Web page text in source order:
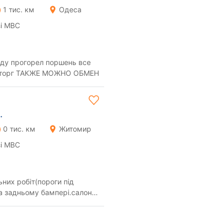
1 тис. км
Одеса
МВС
прогорел поршень все
торг ТАКЖЕ МОЖНО ОБМЕН
0 тис. км
Житомир
МВС
робіт(пороги під
задньому бампері.салон